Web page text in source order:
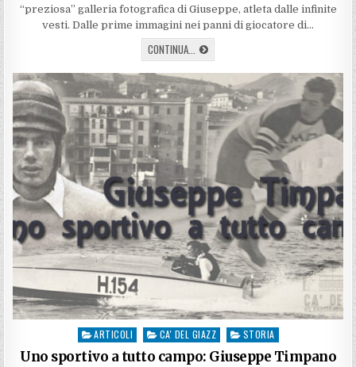
“preziosa” galleria fotografica di Giuseppe, atleta dalle infinite
vesti. Dalle prime immagini nei panni di giocatore di…
CONTINUA... LO
SPORT:
CRONACA
FOTOGRAFICA
DELLA
PASSIONE
DI
GIUSEPPE
TIMPANO
Posted
in
ARTICOLI CA' DEL GIAZZ STORIA
Uno sportivo a tutto campo: Giuseppe Timpano